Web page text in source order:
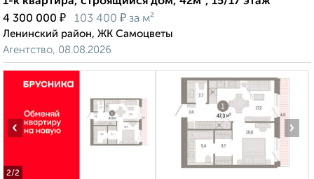
4 300 000 ₽ 103 400 ₽ за м²
Ленинский район, ЖК Самоцветы
Агентство, 08.08.2026
2/2
‹ ›